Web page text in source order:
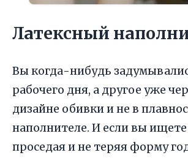
Латексный
Вы когда-нибудь
рабочего дня, а другое уже
дизайне обивки и не в
наполнителе. И если вы
проседая и не теряя форму